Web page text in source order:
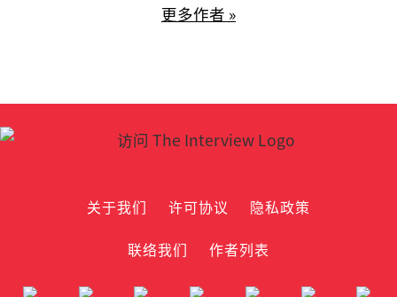
更多作者 »
关于我们 许可协议
隐私政策
联络我们
作者列表